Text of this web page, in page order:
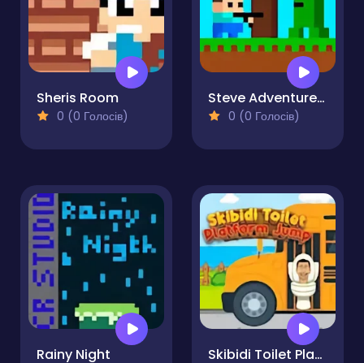
Sheris Room
0 (0 Голосів)
Steve Adventurecraft
0 (0 Голосів)
Rainy Night Skibidi Toilet Platform Jump